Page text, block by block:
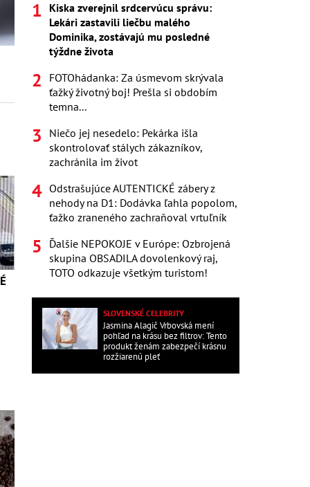
Kiska zverejnil srdcervúcu správu:
Lekári zastavili liečbu malého
Dominika, zostávajú mu posledné
týždne života
FOTOhádanka: Za úsmevom skrývala
ťažký životný boj! Prešla si obdobím
temna...
Niečo jej nesedelo: Pekárka išla
skontrolovať stálych zákazníkov,
zachránila im život
Odstrašujúce AUTENTICKÉ zábery z
nehody na D1: Dodávka ľahla popolom,
ťažko zraneného zachraňoval vrtuľník
Ďalšie NEPOKOJE v Európe: Ozbrojená
skupina OBSADILA dovolenkový raj,
TOTO odkazuje všetkým turistom!
SLOVENSKÉ CELEBRITY
Jasmina Alagič Vrbovská mení
pohľad na krásu bez filtrov: Tento
produkt ženám zabezpečí krásnu
rozžiarenú pleť